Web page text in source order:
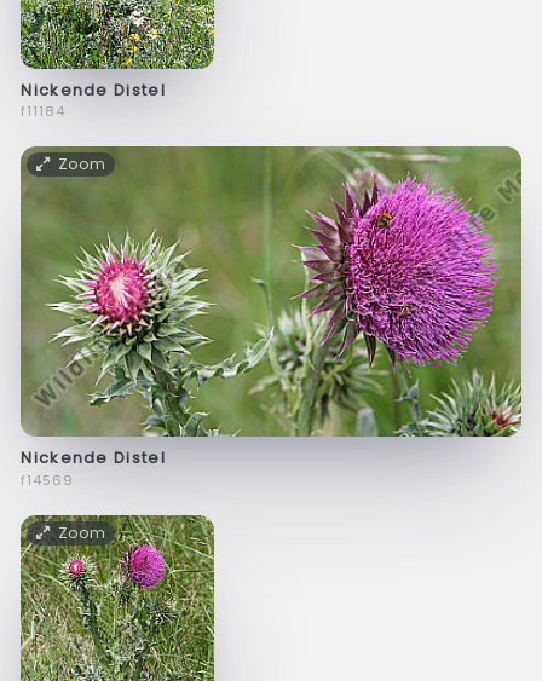
Nickende Distel
f11184
Zoom
Nickende Distel
f14569
Zoom